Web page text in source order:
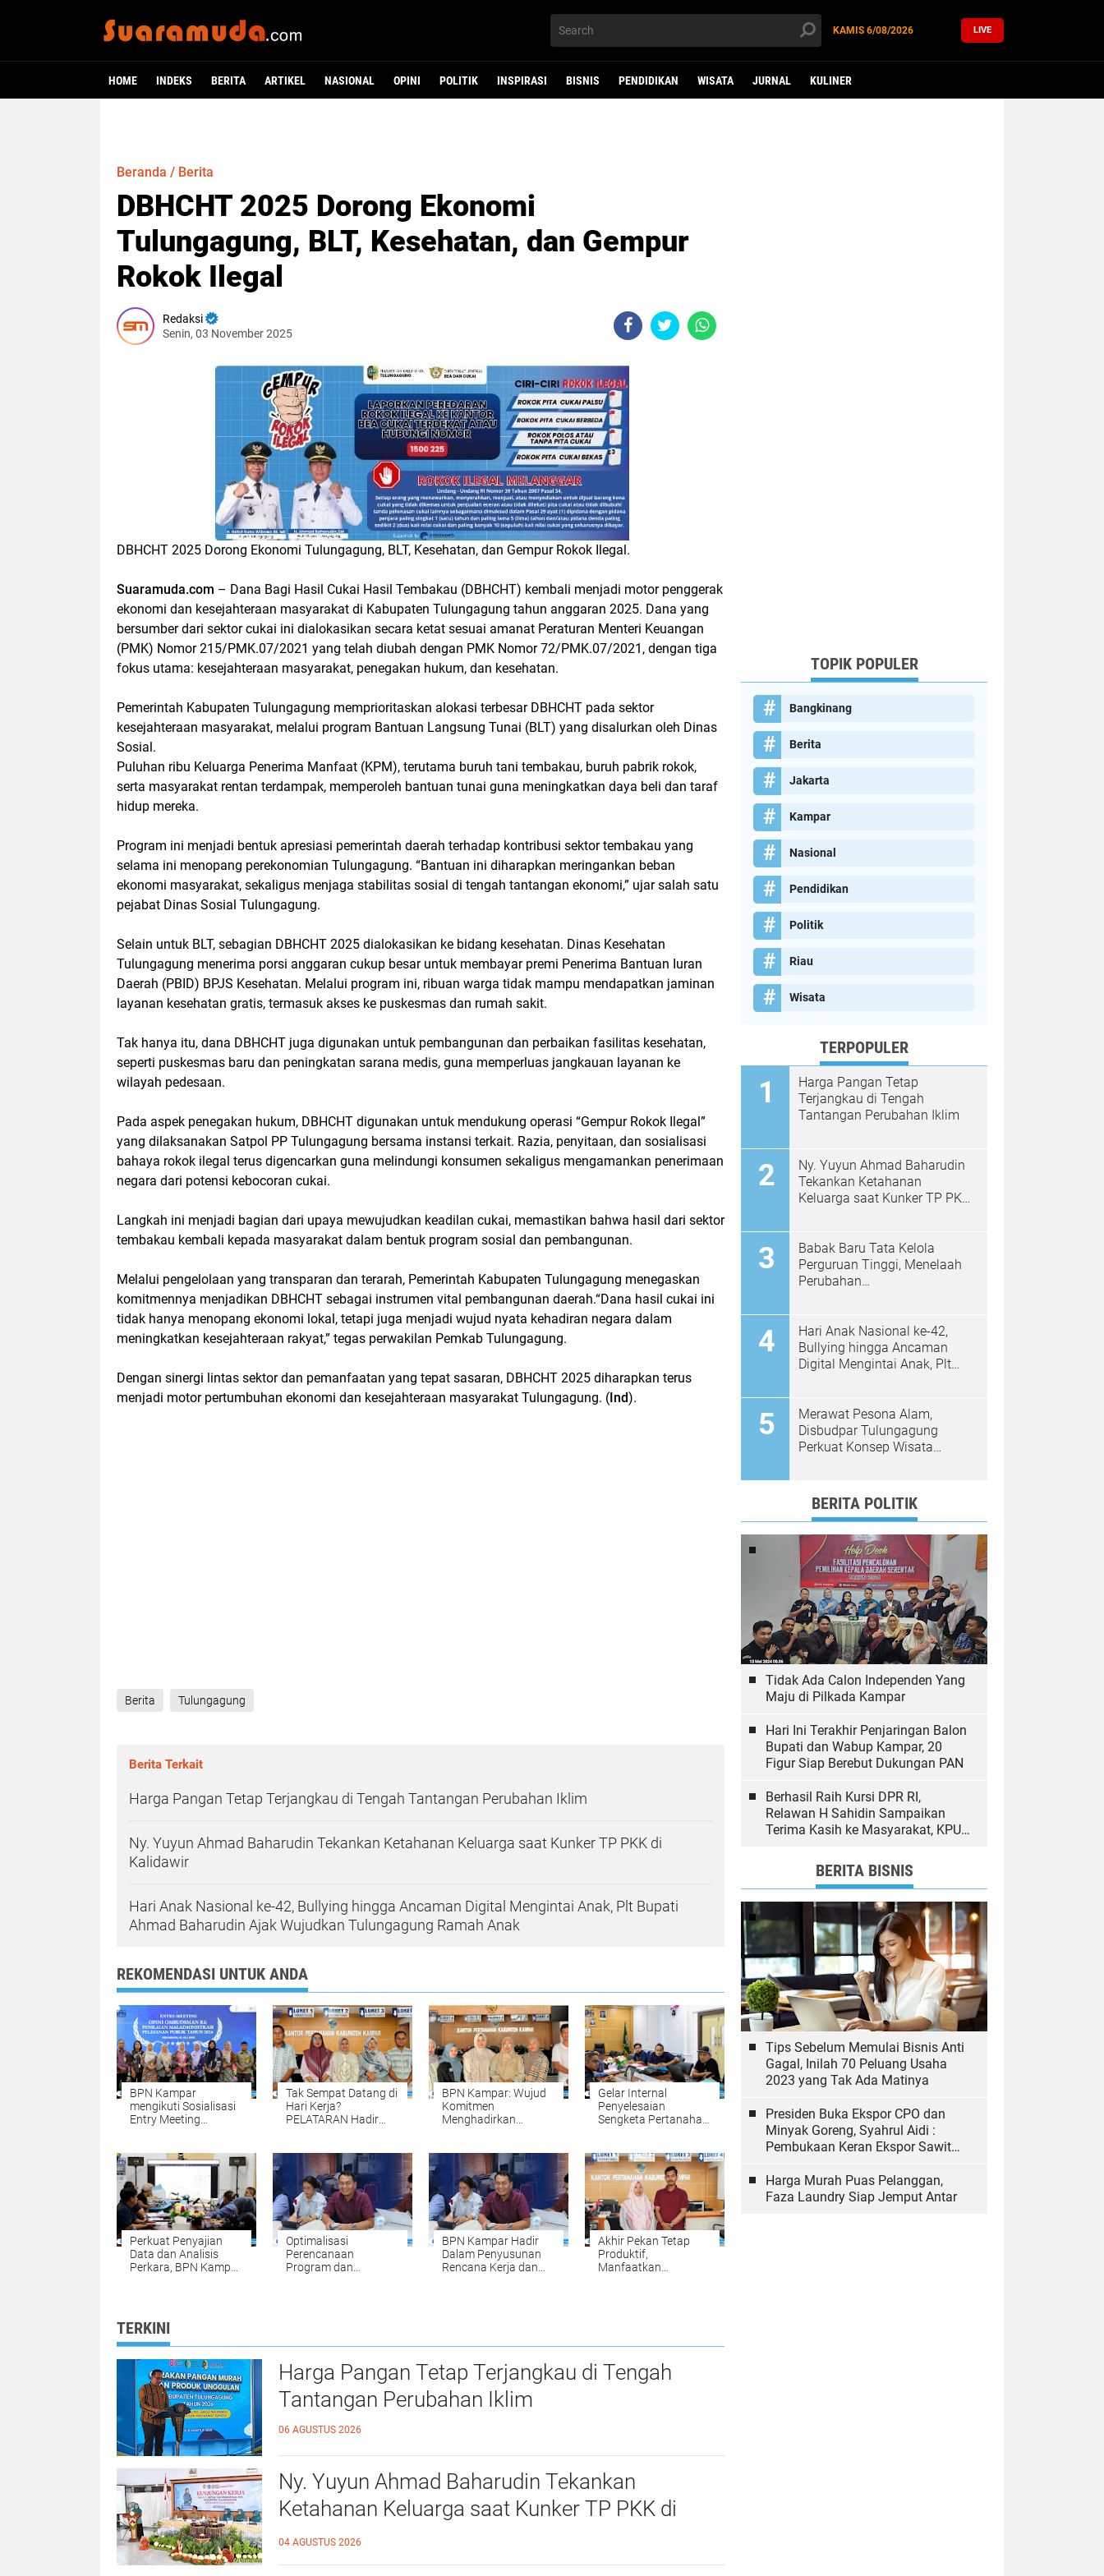
KAMIS 6/08/2026 LIVE
HOME INDEKS BERITA ARTIKEL NASIONAL OPINI POLITIK INSPIRASI BISNIS PENDIDIKAN WISATA JURNAL KULINER
Beranda / Berita
DBHCHT 2025 Dorong Ekonomi
Tulungagung, BLT, Kesehatan, dan Gempur
Rokok Ilegal
Redaksi
Senin, 03 November 2025
DBHCHT 2025 Dorong Ekonomi Tulungagung, BLT, Kesehatan, dan Gempur Rokok Ilegal.
Suaramuda.com – Dana Bagi Hasil Cukai Hasil Tembakau (DBHCHT) kembali menjadi motor penggerak
ekonomi dan kesejahteraan masyarakat di Kabupaten Tulungagung tahun anggaran 2025. Dana yang
bersumber dari sektor cukai ini dialokasikan secara ketat sesuai amanat Peraturan Menteri Keuangan
(PMK) Nomor 215/PMK.07/2021 yang telah diubah dengan PMK Nomor 72/PMK.07/2021, dengan tiga
fokus utama: kesejahteraan masyarakat, penegakan hukum, dan kesehatan.
Pemerintah Kabupaten Tulungagung memprioritaskan alokasi terbesar DBHCHT pada sektor
kesejahteraan masyarakat, melalui program Bantuan Langsung Tunai (BLT) yang disalurkan oleh Dinas
Sosial.
Puluhan ribu Keluarga Penerima Manfaat (KPM), terutama buruh tani tembakau, buruh pabrik rokok,
serta masyarakat rentan terdampak, memperoleh bantuan tunai guna meningkatkan daya beli dan taraf
hidup mereka.
Program ini menjadi bentuk apresiasi pemerintah daerah terhadap kontribusi sektor tembakau yang
selama ini menopang perekonomian Tulungagung. “Bantuan ini diharapkan meringankan beban
ekonomi masyarakat, sekaligus menjaga stabilitas sosial di tengah tantangan ekonomi,” ujar salah satu
pejabat Dinas Sosial Tulungagung.
Selain untuk BLT, sebagian DBHCHT 2025 dialokasikan ke bidang kesehatan. Dinas Kesehatan
Tulungagung menerima porsi anggaran cukup besar untuk membayar premi Penerima Bantuan Iuran
Daerah (PBID) BPJS Kesehatan. Melalui program ini, ribuan warga tidak mampu mendapatkan jaminan
layanan kesehatan gratis, termasuk akses ke puskesmas dan rumah sakit.
Tak hanya itu, dana DBHCHT juga digunakan untuk pembangunan dan perbaikan fasilitas kesehatan,
seperti puskesmas baru dan peningkatan sarana medis, guna memperluas jangkauan layanan ke
wilayah pedesaan.
Pada aspek penegakan hukum, DBHCHT digunakan untuk mendukung operasi “Gempur Rokok Ilegal”
yang dilaksanakan Satpol PP Tulungagung bersama instansi terkait. Razia, penyitaan, dan sosialisasi
bahaya rokok ilegal terus digencarkan guna melindungi konsumen sekaligus mengamankan penerimaan
negara dari potensi kebocoran cukai.
Langkah ini menjadi bagian dari upaya mewujudkan keadilan cukai, memastikan bahwa hasil dari sektor
tembakau kembali kepada masyarakat dalam bentuk program sosial dan pembangunan.
Melalui pengelolaan yang transparan dan terarah, Pemerintah Kabupaten Tulungagung menegaskan
komitmennya menjadikan DBHCHT sebagai instrumen vital pembangunan daerah.“Dana hasil cukai ini
tidak hanya menopang ekonomi lokal, tetapi juga menjadi wujud nyata kehadiran negara dalam
meningkatkan kesejahteraan rakyat,” tegas perwakilan Pemkab Tulungagung.
Dengan sinergi lintas sektor dan pemanfaatan yang tepat sasaran, DBHCHT 2025 diharapkan terus
menjadi motor pertumbuhan ekonomi dan kesejahteraan masyarakat Tulungagung. (Ind).
Berita Tulungagung
Berita Terkait
Harga Pangan Tetap Terjangkau di Tengah Tantangan Perubahan Iklim
Ny. Yuyun Ahmad Baharudin Tekankan Ketahanan Keluarga saat Kunker TP PKK di
Kalidawir
Hari Anak Nasional ke-42, Bullying hingga Ancaman Digital Mengintai Anak, Plt Bupati
Ahmad Baharudin Ajak Wujudkan Tulungagung Ramah Anak
REKOMENDASI UNTUK ANDA
BPN Kampar
mengikuti Sosialisasi
Entry Meeting
2026 yang
diselenggarakan oleh
Ombudsman RI
Tak Sempat Datang di
Hari Kerja?
PELATARAN Hadir
Tanah Setiap Sabtu
dan Minggu
BPN Kampar: Wujud
Komitmen
Menghadirkan
Mudah, Cepat, dan
Fleksibel
Gelar Internal
Penyelesaian
Sengketa Pertanahan:
Kepastian Hukum
bagi Masyarakat
Perkuat Penyajian
Data dan Analisis
Perkara, BPN Kampar
Optimalisasi
Perencanaan
Program dan
2027
BPN Kampar Hadir
Dalam Penyusunan
Rencana Kerja dan
Akhir Pekan Tetap
Produktif,
Manfaatkan
Kerja
TERKINI
Harga Pangan Tetap Terjangkau di Tengah
Tantangan Perubahan Iklim
06 AGUSTUS 2026
Ny. Yuyun Ahmad Baharudin Tekankan
Ketahanan Keluarga saat Kunker TP PKK di
Kalidawir
04 AGUSTUS 2026
TOPIK POPULER
Bangkinang
Berita
Jakarta
Kampar
Nasional
Pendidikan
Politik
Riau
Wisata
TERPOPULER
Harga Pangan Tetap
Terjangkau di Tengah
Tantangan Perubahan Iklim
Ny. Yuyun Ahmad Baharudin
Tekankan Ketahanan
Keluarga saat Kunker TP PKK
Babak Baru Tata Kelola
Perguruan Tinggi, Menelaah
Perubahan
Hari Anak Nasional ke-42,
Bullying hingga Ancaman
Digital Mengintai Anak, Plt
Ramah Anak
Merawat Pesona Alam,
Disbudpar Tulungagung
Perkuat Konsep Wisata
BERITA POLITIK
Tidak Ada Calon Independen Yang
Maju di Pilkada Kampar
Hari Ini Terakhir Penjaringan Balon
Bupati dan Wabup Kampar, 20
Figur Siap Berebut Dukungan PAN
Berhasil Raih Kursi DPR RI,
Relawan H Sahidin Sampaikan
Terima Kasih ke Masyarakat, KPU
BERITA BISNIS
Tips Sebelum Memulai Bisnis Anti
Gagal, Inilah 70 Peluang Usaha
2023 yang Tak Ada Matinya
Presiden Buka Ekspor CPO dan
Minyak Goreng, Syahrul Aidi :
Pembukaan Keran Ekspor Sawit
Harga Murah Puas Pelanggan,
Faza Laundry Siap Jemput Antar